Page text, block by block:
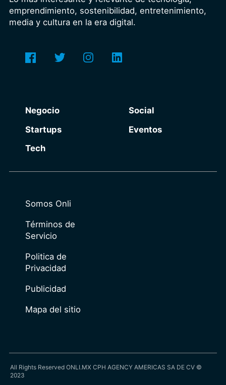
emprendimiento, sostenibilidad, entretenimiento,
media y cultura en la era digital.
Negocio
Startups
Tech
Social
Eventos
Somos Onli
Términos de
Servicio
Politica de
Privacidad
Publicidad
Mapa del sitio
All Rights Reserved ONLI.MX CPH AGENCY AMERICAS SA DE CV ©
2023